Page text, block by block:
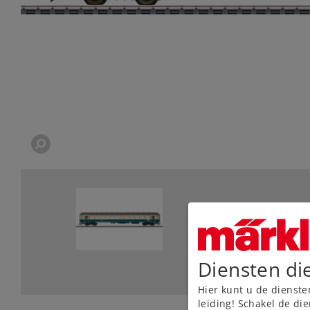
Diensten
Hier kunt u de
leiding! Schakel de